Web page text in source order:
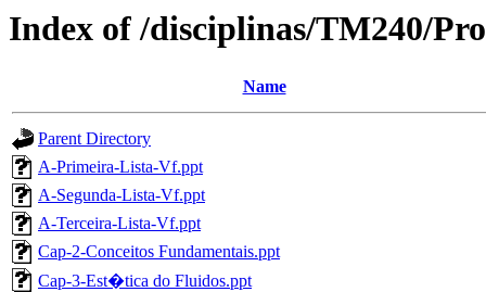
Index of /disciplinas/TM240/
Name
Parent Directory
A-Primeira-Lista-Vf.ppt
A-Segunda-Lista-Vf.ppt
A-Terceira-Lista-Vf.ppt
Cap-2-Conceitos Fundamentais.ppt
Cap-3-Est�tica do Fluidos.ppt